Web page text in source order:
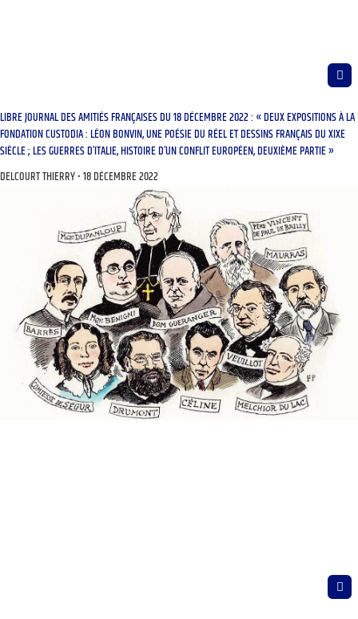
LIBRE JOURNAL DES AMITIÉS FRANÇAISES DU 18 DÉCEMBRE 2022 : « DEUX EXPOSITIONS À LA
FONDATION CUSTODIA : LÉON BONVIN, UNE POÉSIE DU RÉEL ET DESSINS FRANÇAIS DU XIXE
SIÈCLE ; LES GUERRES D’ITALIE, HISTOIRE D’UN CONFLIT EUROPÉEN, DEUXIÈME PARTIE »
DELCOURT THIERRY 18 DÉCEMBRE 2022